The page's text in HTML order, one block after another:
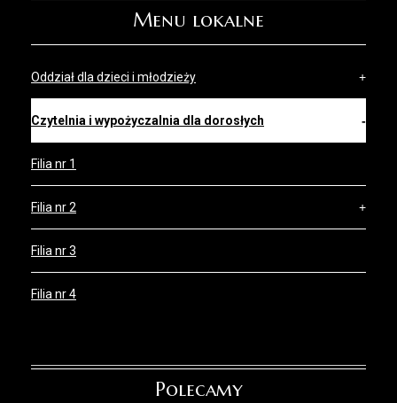
Menu lokalne
Oddział dla dzieci i młodzieży
Czytelnia i wypożyczalnia dla dorosłych
Filia nr 1
Filia nr 2
Filia nr 3
Filia nr 4
Polecamy